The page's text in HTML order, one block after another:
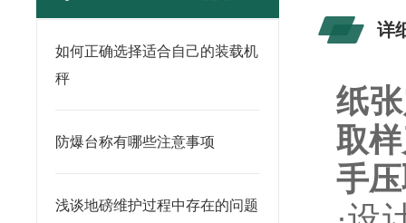
如何正确选择适合自己的装载机
秤
防爆台称有哪些注意事项
浅谈地磅维护过程中存在的问题
详
纸
取
手